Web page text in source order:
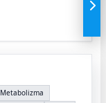
Metabolizma